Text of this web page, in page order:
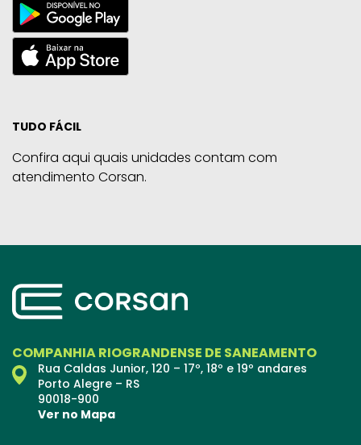
TUDO FÁCIL
Confira aqui quais unidades contam com
atendimento Corsan.
COMPANHIA RIOGRANDENSE DE SANEAMENTO
Rua Caldas Junior, 120 – 17º, 18º e 19º andares
Porto Alegre – RS
90018-900
Ver no Mapa